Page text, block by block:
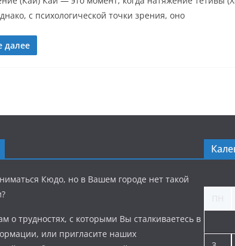
с психологической точки зрения, оно
далее
Кюдо, но в Вашем городе нет такой
о трудностях, с которыми Вы сталкиваетесь в
или пригласите наших